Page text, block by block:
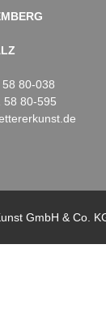
80-038
58 80-595
GmbH & Co.